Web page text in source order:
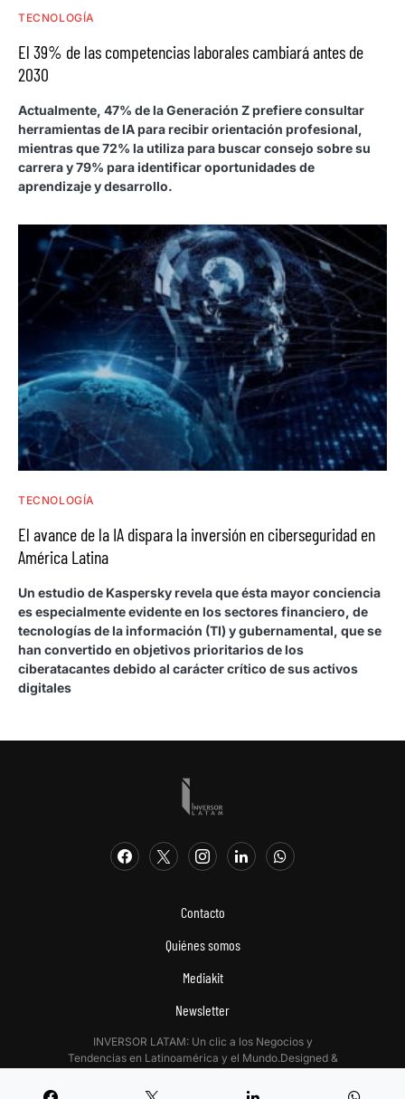
TECNOLOGÍA
El 39% de las competencias laborales cambiará antes de
2030
Actualmente, 47% de la Generación Z prefiere consultar
herramientas de IA para recibir orientación profesional,
mientras que 72% la utiliza para buscar consejo sobre su
carrera y 79% para identificar oportunidades de
aprendizaje y desarrollo.
TECNOLOGÍA
El avance de la IA dispara la inversión en ciberseguridad en
América Latina
Un estudio de Kaspersky revela que ésta mayor conciencia
es especialmente evidente en los sectores financiero, de
tecnologías de la información (TI) y gubernamental, que se
han convertido en objetivos prioritarios de los
ciberatacantes debido al carácter crítico de sus activos
digitales
Contacto
Quiénes somos
Mediakit
Newsletter
INVERSOR LATAM: Un clic a los Negocios y
Tendencias en Latinoamérica y el Mundo.Designed &